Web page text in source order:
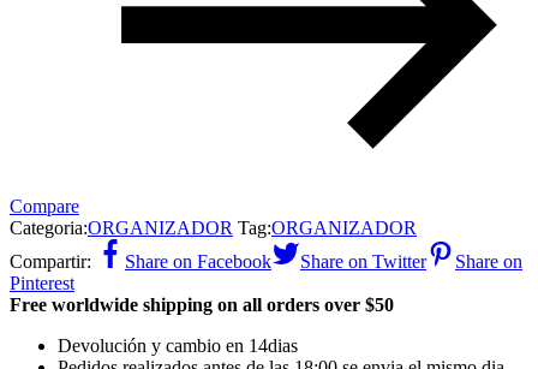
Compare
Categoria:ORGANIZADOR Tag:ORGANIZADOR
Compartir:
Share on Facebook Share on Twitter
Share on
Pinterest
Free worldwide shipping on all orders over $50
Devolución y cambio en 14dias